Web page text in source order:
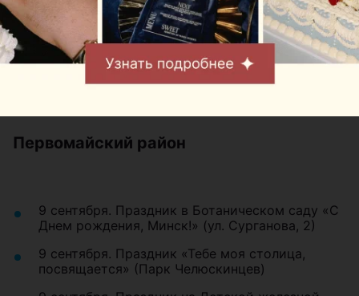
10 сентября. Праздник «Мой Минск, ты
источник вдохновения» для многодетных
семей и семей, которые находятся в опасном
Первомайский район
9 сентября. Праздник в Ботаническом саду «С
Днем рождения, Минск!» (ул. Сурганова, 2)
9 сентября. Праздник «Тебе моя столица,
посвящается» (Парк Челюскинцев)